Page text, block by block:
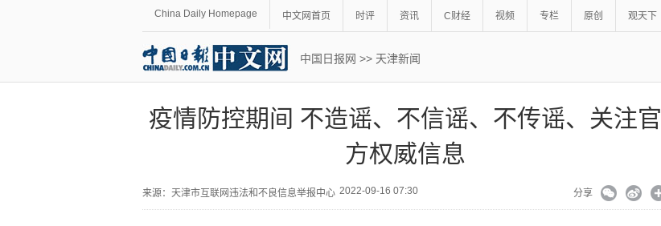
China Daily Homepage 中文网首页 时评 资讯 C财经 视频 专栏 原创 观天下
中国日报网 >> 天津新闻
疫情防控期间 不造谣、不信谣、不传谣、关注官
方权威信息
来源： 天津市互联网违法和不良信息举报中心 2022-09-16 07:30 分享